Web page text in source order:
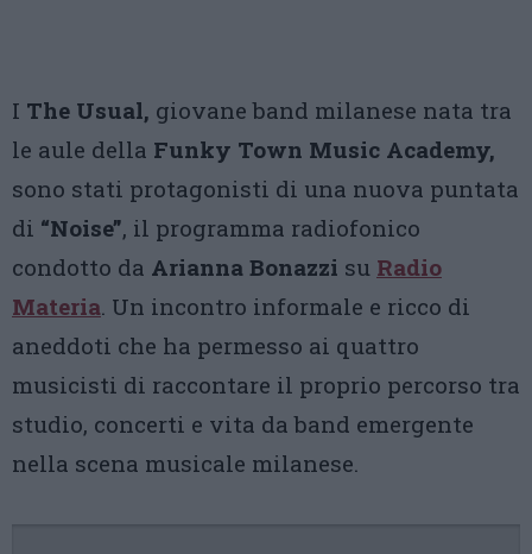
I The Usual, giovane band milanese nata tra
le aule della Funky Town Music Academy,
sono stati protagonisti di una nuova puntata
di “Noise”, il programma radiofonico
condotto da Arianna Bonazzi su Radio
Materia. Un incontro informale e ricco di
aneddoti che ha permesso ai quattro
musicisti di raccontare il proprio percorso tra
studio, concerti e vita da band emergente
nella scena musicale milanese.